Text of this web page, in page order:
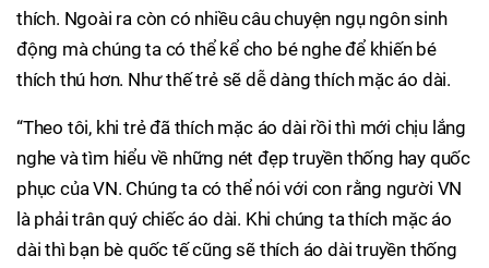
thích. Ngoài ra còn có nhiều câu chuyện ngụ ngôn sinh
động mà chúng ta có thể kể cho bé nghe để khiến bé
thích thú hơn. Như thế trẻ sẽ dễ dàng thích mặc áo dài.
“Theo tôi, khi trẻ đã thích mặc áo dài rồi thì mới chịu lắng
nghe và tìm hiểu về những nét đẹp truyền thống hay quốc
phục của VN. Chúng ta có thể nói với con rằng người VN
là phải trân quý chiếc áo dài. Khi chúng ta thích mặc áo
dài thì bạn bè quốc tế cũng sẽ thích áo dài truyền thống